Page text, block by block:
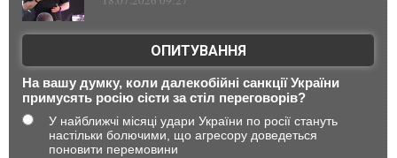
ОПИТУВАННЯ
На вашу думку, коли далекобійні санкції України
примусять росію сісти за стіл переговорів?
У найближчі місяці удари України по росії стануть
настільки болючими, що агресору доведеться
поновити перемовини